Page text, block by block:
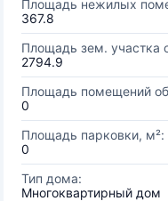
Площадь нежилых
367.8
Площадь зем. участка
2794.9
Площадь помещений
0
Площадь парковки, м²:
0
Тип дома:
Многоквартирный дом